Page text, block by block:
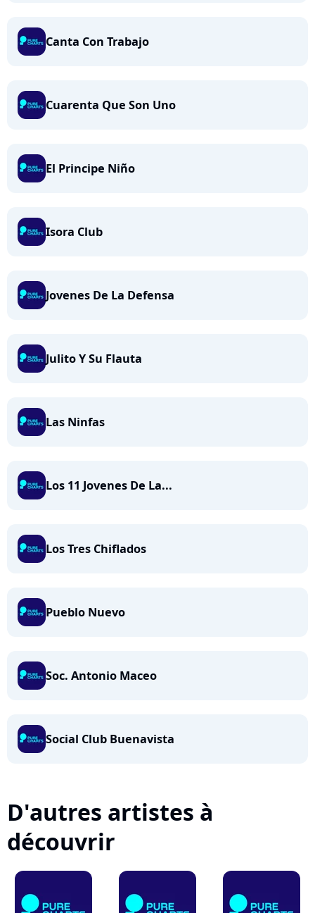
Canta Con Trabajo
Cuarenta Que Son Uno
El Principe Niño
Isora Club
Jovenes De La Defensa
Julito Y Su Flauta
Las Ninfas
Los 11 Jovenes De La...
Los Tres Chiflados
Pueblo Nuevo
Soc. Antonio Maceo
Social Club Buenavista
D'autres artistes à
découvrir